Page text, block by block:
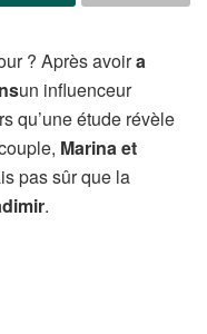
? Après avoira
un influenceur
qu’une étude révèle
Marina et
pas sûr que la
.